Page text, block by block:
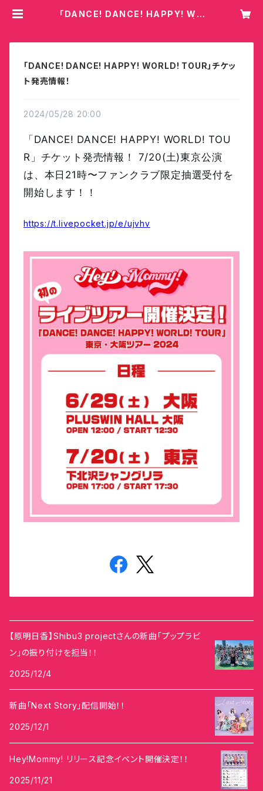
「DANCE! DANCE! HAPPY! WO
「DANCE! DANCE! HAPPY! WORLD! TOUR」チケッ
ト発売情報！
2024/05/28 20:00
「DANCE! DANCE! HAPPY! WORLD! TOU
R」チケット発売情報！
7/20(土)東京公演
は、本日21時〜ファンクラブ限定抽選受付を
開始します！！
https://t.livepocket.jp/e/ujvhv
【原明日香】Shibu3 projectさんの新曲「プップラビ
ン」の振り付けを担当！！
2025/12/4
新曲「Next Story」配信開始！！
2025/12/1
Hey!Mommy! リリース記念イベント開催決定！！
2025/11/21